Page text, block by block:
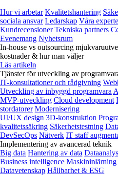
Hur vi arbetar Kvalitetshantering
sociala ansvar Ledarskap Våra
Kundrecensioner Tekniska partners
Evenemang Nyhetsrum
In-house vs outsourcing
kostnader & hur man väljer
Läs artikeln
Tjänster för utveckling av
IT-konsultationer och rådgivning
Utveckling av inbyggd programvara
MVP-utveckling Cloud development
stordatorer Modernisering
UI/UX design 3D-konstruktion
kvalitetssäkring Säkerhetstestning
DevSecOps Nätverk IT staff
Implementering av avancerad teknik
Big data Hantering av data Dataanalys
Business intelligence Maskininlärning
Datavetenskap Hållbarhet & ESG